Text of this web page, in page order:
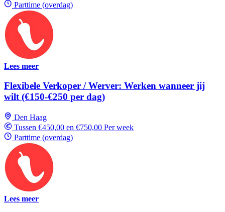
Parttime (overdag)
Lees meer
Flexibele Verkoper / Werver: Werken wanneer jij
wilt (€150-€250 per dag)
Den Haag
Tussen €450,00 en €750,00 Per week
Parttime (overdag)
Lees meer